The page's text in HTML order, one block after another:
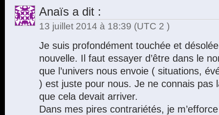
Anaïs a dit :
13 juillet 2014 à 18:39 (UTC 2 )
Je suis profondément touchée et
nouvelle. Il faut essayer d’être dans le
que l’univers nous envoie ( situations,
) est juste pour nous. Je ne connais pas
que cela devait arriver.
Dans mes pires contrariétés, je